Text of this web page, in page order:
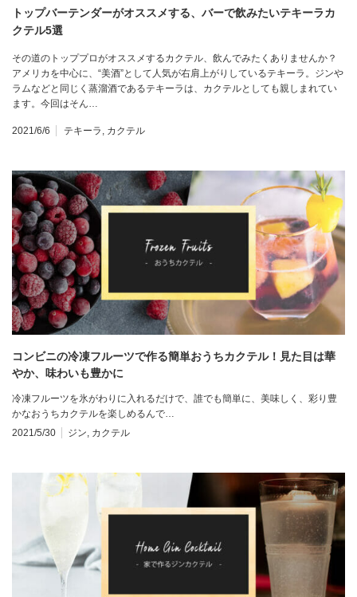
トップバーテンダーがオススメする、バーで飲みたいテキーラカ
クテル5選
その道のトッププロがオススメするカクテル、飲んでみたくありませんか？
アメリカを中心に、“美酒”として人気が右肩上がりしているテキーラ。ジンや
ラムなどと同じく蒸溜酒であるテキーラは、カクテルとしても親しまれてい
ます。今回はそん…
2021/6/6 テキーラ , カクテル
コンビニの冷凍フルーツで作る簡単おうちカクテル！見た目は華
やか、味わいも豊かに
冷凍フルーツを氷がわりに入れるだけで、誰でも簡単に、美味しく、彩り豊
かなおうちカクテルを楽しめるんで…
2021/5/30
ジン カクテル